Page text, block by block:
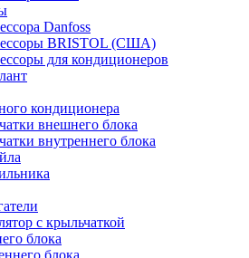
Danfoss
BRISTOL (США)
для кондиционеров
кондиционера
внешнего блока
внутреннего блока
с крыльчаткой
блока
блока